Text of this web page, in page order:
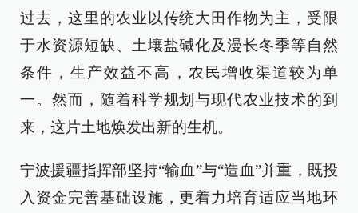
过去，这里的农业以传统大田作物为主，受限
于水资源短缺、土壤盐碱化及漫长冬季等自然
条件，生产效益不高，农民增收渠道较为单
一。然而，随着科学规划与现代农业技术的到
来，这片土地焕发出新的生机。
宁波援疆指挥部坚持“输血”与“造血”并重，既投
入资金完善基础设施，更着力培育适应当地环